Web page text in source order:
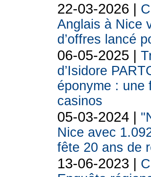
22-03-2026 |
Anglais à Nice
d’offres lancé
06-05-2025 |
d’Isidore
éponyme : une
casinos
05-03-2024 |
Nice avec
fête 20 ans de
13-06-2023 |